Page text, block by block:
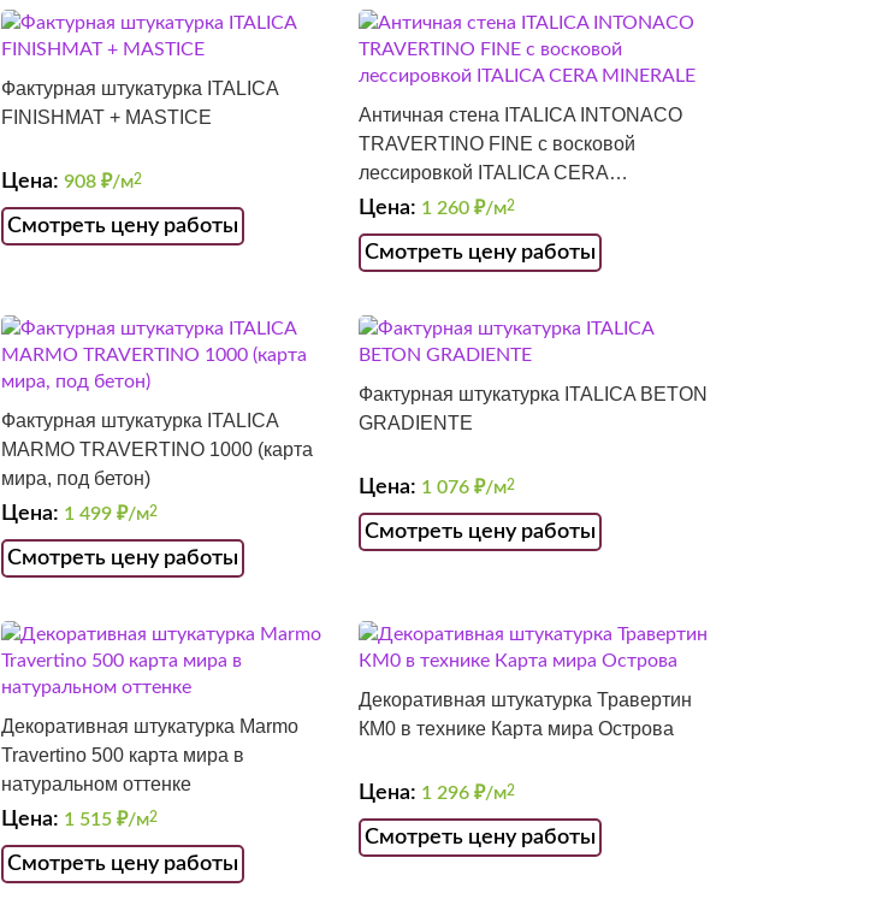
Фактурная штукатурка ITALICA
FINISHMAT + MASTICE
Цена: 908 ₽/м2
Смотреть цену работы
Античная стена ITALICA INTONACO
TRAVERTINO FINE с восковой
лессировкой ITALICA CERA
MINERALE
Цена: 1 260₽/м2
Смотреть цену работы
Фактурная штукатурка ITALICA
MARMO TRAVERTINO 1000 (карта
мира, под бетон)
Цена: 1 499 ₽/м2
Смотреть цену работы
Фактурная штукатурка ITALICA BETON
GRADIENTE
Цена: 1 076₽/м2
Смотреть цену работы
Декоративная штукатурка Marmo
Travertino 500 карта мира в
натуральном оттенке
Цена: 1 515 ₽/м2
Смотреть цену работы
Декоративная штукатурка Травертин
КМ0 в технике Карта мира Острова
Цена: 1 296₽/м2
Смотреть цену работы